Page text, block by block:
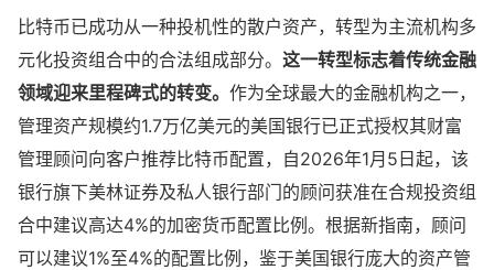
比特币已成功从一种投机性的散户资产，转型为主流机构多
元化投资组合中的合法组成部分。 这一转型标志着传统金融
领域迎来里程碑式的转变。 作为全球最大的金融机构之一，
管理资产规模约1.7万亿美元的美国银行已正式授权其财富
管理顾问向客户推荐比特币配置，自2026年1月5日起，该
银行旗下美林证券及私人银行部门的顾问获准在合规投资组
合中建议高达4%的加密货币配置比例。根据新指南，顾问
可以建议1%至4%的配置比例，鉴于美国银行庞大的资产管